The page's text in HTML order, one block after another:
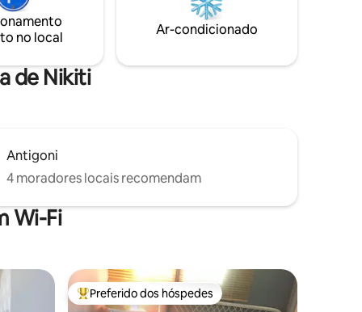
longa
τραπεζαρία εξωτερικού χώρου και
no local
Ar-condicionado
de Nikiti
Antigoni
4 moradores locais recomendam
Wi-Fi
Entre os melhores preferidos dos hóspedes
Preferido dos hóspedes